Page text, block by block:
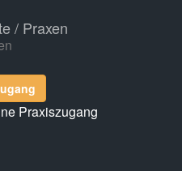
/ Praxen
Praxiszugang